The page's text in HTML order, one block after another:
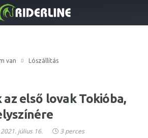
van Lószállítás
első lovak Tokióba,
2021. július 16. 3 perces